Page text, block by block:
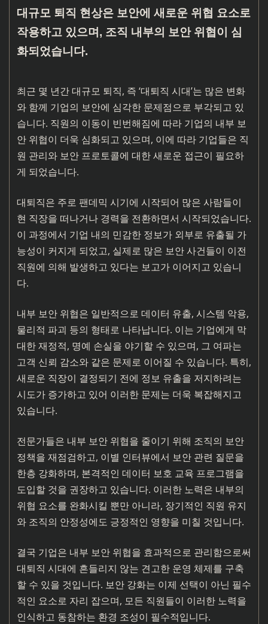
대규모 퇴직 현상은 보안에 새로운 위협 요소로
작용하고 있으며, 조직 내부의 보안 위협이 심
화되었습니다.
최근 몇 년간 대규모 퇴직, 즉 ‘대퇴직 시대’는 많은 변화
와 함께 기업의 보안에 심각한 문제점으로 부각되고 있
습니다. 직원의 이동이 빈번해짐에 따라 기업의 내부 보
안 위협이 더욱 심화되고 있으며, 이에 따라 기업들은 직
원 관리와 보안 프로토콜에 대한 새로운 접근이 필요하
게 되었습니다.
대퇴직은 주로 팬데믹 시기에 시작되어 많은 사람들이
현 직장을 떠나거나 경력을 전환하면서 시작되었습니다.
이 과정에서 기업 내의 민감한 정보가 외부로 유출될 가
능성이 커지게 되었고, 실제로 많은 보안 사건들이 이전
직원에 의해 발생하고 있다는 보고가 이어지고 있습니
다.
내부 보안 위협은 일반적으로 데이터 유출, 시스템 악용,
물리적 파괴 등의 형태로 나타납니다. 이는 기업에게 막
대한 재정적, 명예 손실을 야기할 수 있으며, 그 여파는
고객 신뢰 감소와 같은 문제로 이어질 수 있습니다. 특히,
새로운 직장이 결정되기 전에 정보 유출을 저지하려는
시도가 증가하고 있어 이러한 문제는 더욱 복잡해지고
있습니다.
전문가들은 내부 보안 위협을 줄이기 위해 조직의 보안
정책을 재점검하고, 이별 인터뷰에서 보안 관련 질문을
한층 강화하며, 본격적인 데이터 보호 교육 프로그램을
도입할 것을 권장하고 있습니다. 이러한 노력은 내부의
위협 요소를 완화시킬 뿐만 아니라, 장기적인 직원 유지
와 조직의 안정성에도 긍정적인 영향을 미칠 것입니다.
결국 기업은 내부 보안 위협을 효과적으로 관리함으로써
대퇴직 시대에 흔들리지 않는 견고한 운영 체제를 구축
할 수 있을 것입니다. 보안 강화는 이제 선택이 아닌 필수
적인 요소로 자리 잡으며, 모든 직원들이 이러한 노력을
인식하고 동참하는 환경 조성이 필수적입니다.